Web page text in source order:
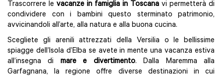
Trascorrere le vacanze in famiglia in Toscana vi permetterà di
condividere con i bambini questo sterminato patrimonio,
avvicinandoli all’arte, alla natura e alla buona cucina.
Scegliete gli arenili attrezzati della Versilia o le bellissime
spiagge dell’Isola d’Elba se avete in mente una vacanza estiva
all’insegna di mare e divertimento. Dalla Maremma alla
Garfagnana, la regione offre diverse destinazioni in cui